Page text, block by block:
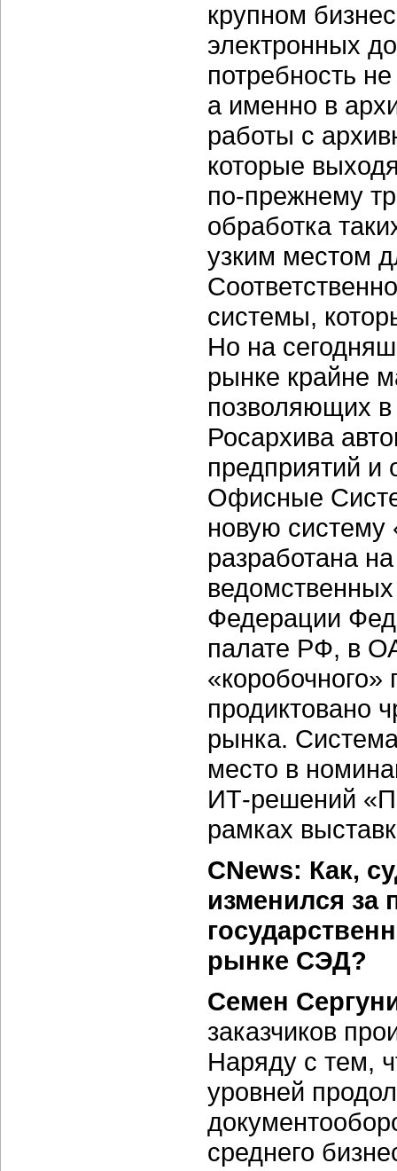
крупном
электронных
потребность
а именно в
работы с
которые
по-прежнему
обработка
узким местом
системы,
Но на
рынке крайне
позволяющих в
Росархива
предприятий и
Офисные
новую
разработана
Федерации
палате РФ, в
продиктовано
рынка.
место в
ИТ-решений
рамках
CNews: Как,
изменился за
рынке СЭД?
Семен
заказчиков
Наряду с тем,
уровней
среднего